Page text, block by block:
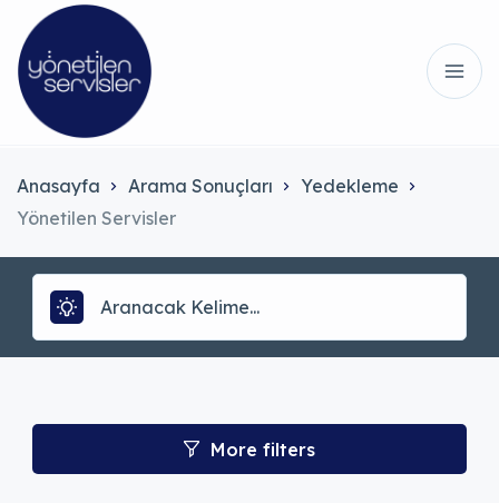
Anasayfa Arama Sonuçları
Yedekleme
Yönetilen Servisler
More filters